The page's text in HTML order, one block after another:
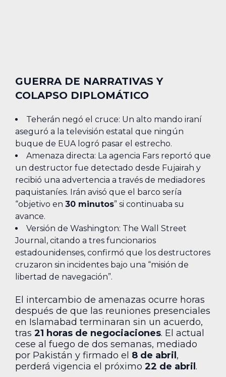
GUERRA DE NARRATIVAS Y
COLAPSO DIPLOMÁTICO
Teherán negó el cruce: Un alto mando iraní
aseguró a la televisión estatal que ningún
buque de EUA logró pasar el estrecho.
Amenaza directa: La agencia Fars reportó que
un destructor fue detectado desde Fujairah y
recibió una advertencia a través de mediadores
paquistaníes. Irán avisó que el barco sería
“objetivo en 30 minutos” si continuaba su
avance.
Versión de Washington: The Wall Street
Journal, citando a tres funcionarios
estadounidenses, confirmó que los destructores
cruzaron sin incidentes bajo una “misión de
libertad de navegación”.
El intercambio de amenazas ocurre horas
después de que las reuniones presenciales
en Islamabad terminaran sin un acuerdo,
tras 21 horas de negociaciones. El actual
cese al fuego de dos semanas, mediado
por Pakistán y firmado el 8 de abril ,
perderá vigencia el próximo 22 de abril .